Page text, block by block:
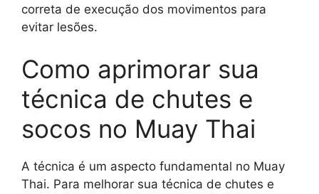
correta de execução dos movimentos para
evitar lesões.
Como aprimorar sua
técnica de chutes e
socos no Muay Thai
A técnica é um aspecto fundamental no Muay
Thai. Para melhorar sua técnica de chutes e